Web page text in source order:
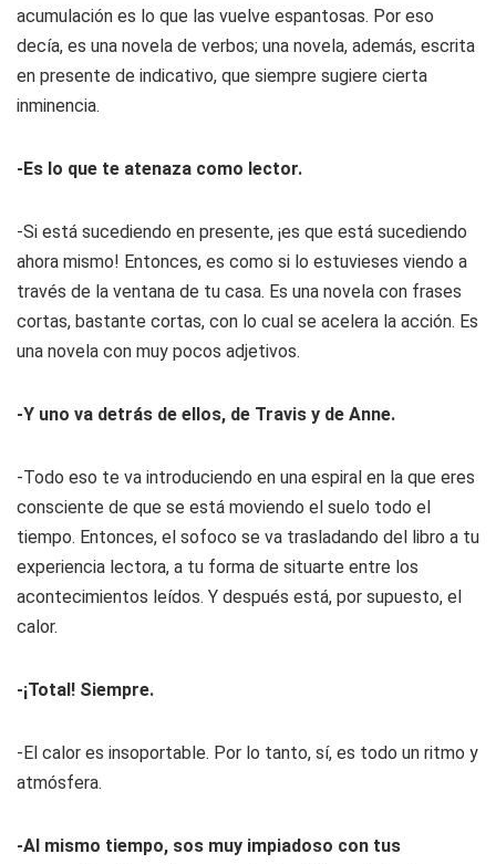
acumulación es lo que las vuelve espantosas. Por eso
decía, es una novela de verbos; una novela, además, escrita
en presente de indicativo, que siempre sugiere cierta
inminencia.
-Es lo que te atenaza como lector.
-Si está sucediendo en presente, ¡es que está sucediendo
ahora mismo! Entonces, es como si lo estuvieses viendo a
través de la ventana de tu casa. Es una novela con frases
cortas, bastante cortas, con lo cual se acelera la acción. Es
una novela con muy pocos adjetivos.
-Y uno va detrás de ellos, de Travis y de Anne.
-Todo eso te va introduciendo en una espiral en la que eres
consciente de que se está moviendo el suelo todo el
tiempo. Entonces, el sofoco se va trasladando del libro a tu
experiencia lectora, a tu forma de situarte entre los
acontecimientos leídos. Y después está, por supuesto, el
calor.
-¡Total! Siempre.
-El calor es insoportable. Por lo tanto, sí, es todo un ritmo y
atmósfera.
-Al mismo tiempo, sos muy impiadoso con tus